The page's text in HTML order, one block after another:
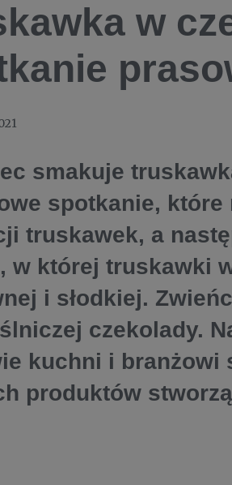
w
smakuje
spotkanie, które
truskawek, a
w której truskawki
i słodkiej.
czekolady.
kuchni i branżowi
produktów